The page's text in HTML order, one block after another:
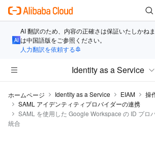
AI 翻訳のため、内容の正確さは保証いたしかね
は中国語版をご参照ください。
人力翻訳を依頼する
Identity as a Service
ホームページ Identity as a Service EIAM 操
SAML アイデンティティプロバイダーの連携
SAML を使用した Google Workspace の ID プロ
統合